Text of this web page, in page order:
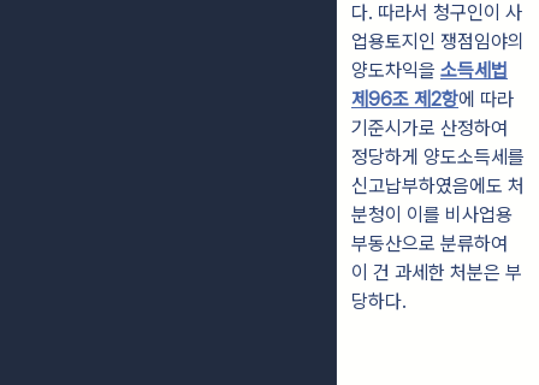
다. 따라서 청구인이 사
업용토지인 쟁점임야의
양도차익을 소득세법
제96조 제2항에 따라
기준시가로 산정하여
정당하게 양도소득세를
신고납부하였음에도 처
분청이 이를 비사업용
부동산으로 분류하여
이 건 과세한 처분은 부
당하다.